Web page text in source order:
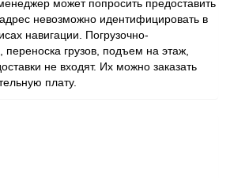
может попросить предоставить
невозможно идентифицировать в
навигации. Погрузочно-
переноска грузов, подъем на этаж,
не входят. Их можно заказать
плату.